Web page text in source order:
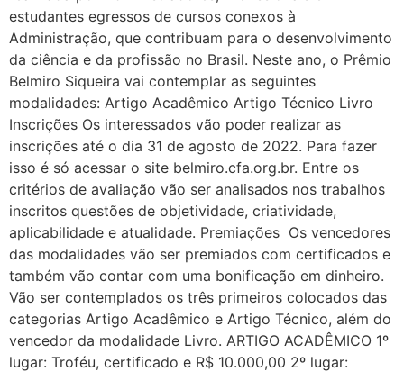
estudantes egressos de cursos conexos à
Administração, que contribuam para o desenvolvimento
da ciência e da profissão no Brasil. Neste ano, o Prêmio
Belmiro Siqueira vai contemplar as seguintes
modalidades: Artigo Acadêmico Artigo Técnico Livro
Inscrições Os interessados vão poder realizar as
inscrições até o dia 31 de agosto de 2022. Para fazer
isso é só acessar o site belmiro.cfa.org.br. Entre os
critérios de avaliação vão ser analisados nos trabalhos
inscritos questões de objetividade, criatividade,
aplicabilidade e atualidade. Premiações Os vencedores
das modalidades vão ser premiados com certificados e
também vão contar com uma bonificação em dinheiro.
Vão ser contemplados os três primeiros colocados das
categorias Artigo Acadêmico e Artigo Técnico, além do
vencedor da modalidade Livro. ARTIGO ACADÊMICO 1º
lugar: Troféu, certificado e R$ 10.000,00 2º lugar: